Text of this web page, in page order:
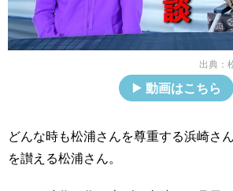
出典：
動画はこちら
どんな時も松浦さんを尊重する浜崎さ
を讃える松浦さん。